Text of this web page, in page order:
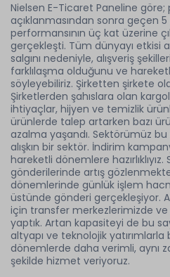
Nielsen E-Ticaret Paneline göre;
açıklanmasından sonra geçen
performansının üç kat üzerine
gerçekleşti. Tüm dünyayı etkisi
salgını nedeniyle, alışveriş
farklılaşma olduğunu ve
söyleyebiliriz. Şirketten şirkete
Şirketlerden şahıslara olan
ihtiyaçlar, hijyen ve temizlik
ürünlerde talep artarken bazı
azalma yaşandı. Sektörümüz
alışkın bir sektör. İndirim
hareketli dönemlere
gönderilerinde artış
dönemlerinde günlük işlem
üstünde gönderi gerçekleşiyor.
için transfer merkezlerimizde ve
yaptık. Artan kapasiteyi de bu
altyapı ve teknolojik
dönemlerde daha verimli, aynı
şekilde hizmet veriyoruz.